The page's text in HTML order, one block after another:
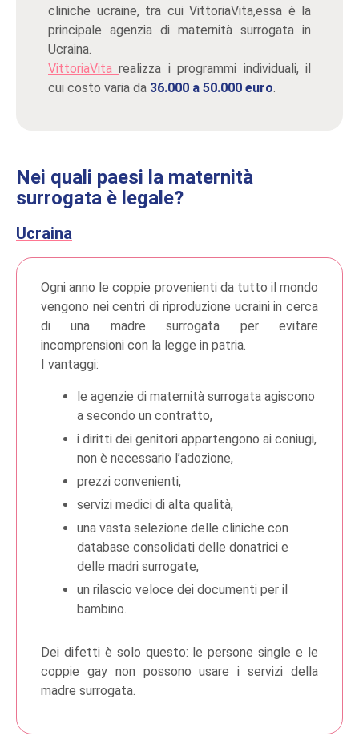
cliniche ucraine, tra cui VittoriaVita,essa è la
principale agenzia di maternità surrogata in
Ucraina.
VittoriaVitarealizza i programmi individuali, il
cui costo varia da 36.000 a 50.000 euro.
Nei quali paesi la maternità
surrogata è legale?
Ucraina
Ogni anno le coppie provenienti da tutto il mondo
vengono nei centri di riproduzione ucraini in cerca
di una madre surrogata per evitare
incomprensioni con la legge in patria.
I vantaggi:
le agenzie di maternità surrogata agiscono
a secondo un contratto,
i diritti dei genitori appartengono ai coniugi,
non è necessario l’adozione,
prezzi convenienti,
servizi medici di alta qualità,
una vasta selezione delle cliniche con
database consolidati delle donatrici e
delle madri surrogate,
un rilascio veloce dei documenti per il
bambino.
Dei difetti è solo questo: le persone single e le
coppie gay non possono usare i servizi della
madre surrogata.